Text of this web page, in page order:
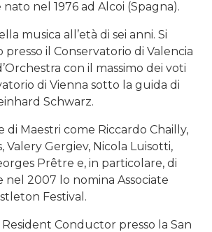
nel 1976 ad Alcoi (Spagna).
musica all’età di sei anni. Si
il Conservatorio di Valencia
con il massimo dei voti
di Vienna sotto la guida di
Schwarz.
di Maestri come Riccardo Chailly,
Valery Gergiev, Nicola Luisotti,
Prêtre e, in particolare, di
nel 2007 lo nomina Associate
Festival.
Resident Conductor presso la San